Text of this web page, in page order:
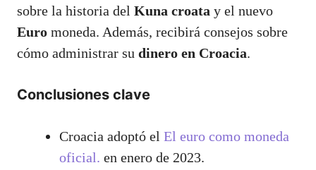
sobre la historia del Kuna croata y el nuevo
Euro moneda. Además, recibirá consejos sobre
cómo administrar su dinero en Croacia.
Conclusiones clave
Croacia adoptó el El euro como moneda
oficial. en enero de 2023.